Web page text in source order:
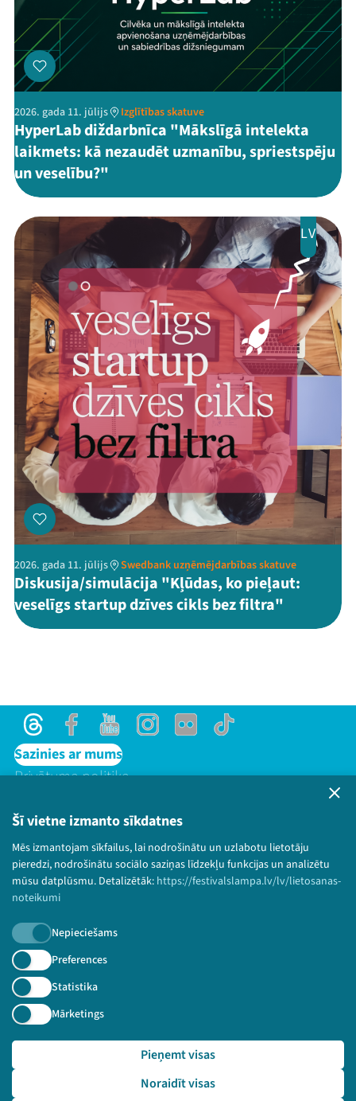
Šī vietne izmanto sīkdatnes
Mēs izmantojam sīkfailus, lai nodrošinātu un uzlabotu lietotāju
pieredzi, nodrošinātu sociālo saziņas līdzekļu funkcijas un analizētu
mūsu datplūsmu. Detalizētāk: https://festivalslampa.lv/lv/lietosanas-
noteikumi
Nepieciešams
Preferences
Statistika
Mārketings
Noraidīt visas
Pieņemt visas
2026. gada 11. jūlijs Izglītības skatuve
HyperLab diždarbnīca "Mākslīgā intelekta
laikmets: kā nezaudēt uzmanību, spriestspēju
un veselību?"
LV
2026. gada 11. jūlijs Swedbank uzņēmējdarbības skatuve
Diskusija/simulācija "Kļūdas, ko pieļaut:
veselīgs startup dzīves cikls bez filtra"
ThreadsFacebookYoutubeInstagram
Flick TikTok
Sazinies ar mums
Privātuma politika
Bērnu aizsardzības politika
© 2026 Sarunu festivāls LAMPA Visas tiesības
paturētas.
Piesakies jaunumiem!
Nepalaid garām aktuālāko informāciju!
🔗 https://festivalslampa.lv/lv/video-arhivs/2387?sp